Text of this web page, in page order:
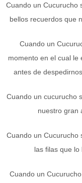
Cuando un Cucurucho
bellos recuerdos que
Cuando un
momento en el cual le
antes de
Cuando un cucurucho
nuestro gran
Cuando un Cucurucho
las filas que lo
Cuando un